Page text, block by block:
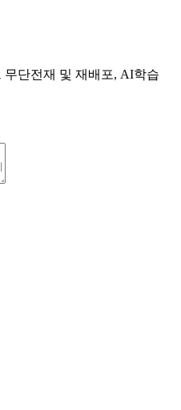
단전재 및 재배포, AI학습